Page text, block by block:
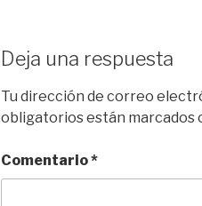
Deja una respuesta
Tu dirección de correo
obligatorios están marcados
Comentario*